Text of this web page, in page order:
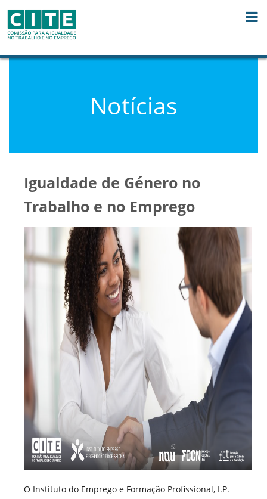
Notícias
Igualdade de Género no
Trabalho e no Emprego
O Instituto do Emprego e Formação Profissional, I.P.